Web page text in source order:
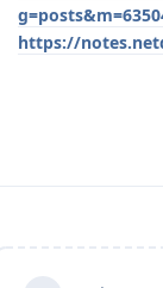
https://